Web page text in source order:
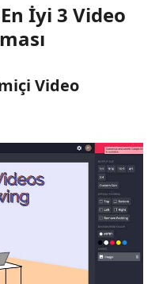
İyi 3 Video
Video